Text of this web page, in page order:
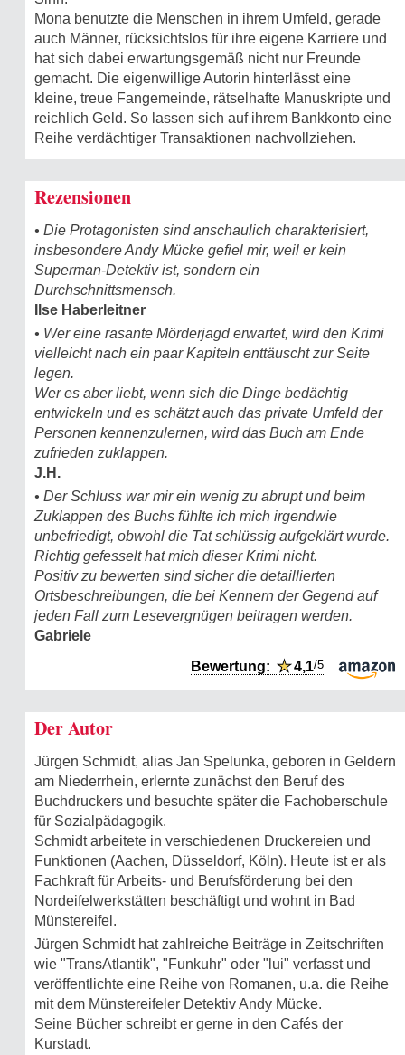
Mona benutzte die Menschen in ihrem Umfeld, gerade
auch Männer, rücksichtslos für ihre eigene Karriere und
hat sich dabei erwartungsgemäß nicht nur Freunde
gemacht. Die eigenwillige Autorin hinterlässt eine
kleine, treue Fangemeinde, rätselhafte Manuskripte und
reichlich Geld. So lassen sich auf ihrem Bankkonto eine
Reihe verdächtiger Transaktionen nachvollziehen.
Rezensionen
• Die Protagonisten sind anschaulich charakterisiert,
insbesondere Andy Mücke gefiel mir, weil er kein
Superman-Detektiv ist, sondern ein
Durchschnittsmensch.
Ilse Haberleitner
• Wer eine rasante Mörderjagd erwartet, wird den Krimi
vielleicht nach ein paar Kapiteln enttäuscht zur Seite
legen.
Wer es aber liebt, wenn sich die Dinge bedächtig
entwickeln und es schätzt auch das private Umfeld der
Personen kennenzulernen, wird das Buch am Ende
zufrieden zuklappen.
J.H.
• Der Schluss war mir ein wenig zu abrupt und beim
Zuklappen des Buchs fühlte ich mich irgendwie
unbefriedigt, obwohl die Tat schlüssig aufgeklärt wurde.
Richtig gefesselt hat mich dieser Krimi nicht.
Positiv zu bewerten sind sicher die detaillierten
Ortsbeschreibungen, die bei Kennern der Gegend auf
jeden Fall zum Lesevergnügen beitragen werden.
Gabriele
Bewertung:★4,1/5
Der Autor
Jürgen Schmidt, alias Jan Spelunka, geboren in Geldern
am Niederrhein, erlernte zunächst den Beruf des
Buchdruckers und besuchte später die Fachoberschule
für Sozialpädagogik.
Schmidt arbeitete in verschiedenen Druckereien und
Funktionen (Aachen, Düsseldorf, Köln). Heute ist er als
Fachkraft für Arbeits- und Berufsförderung bei den
Nordeifelwerkstätten beschäftigt und wohnt in Bad
Münstereifel.
Jürgen Schmidt hat zahlreiche Beiträge in Zeitschriften
wie "TransAtlantik", "Funkuhr" oder "lui" verfasst und
veröffentlichte eine Reihe von Romanen, u.a. die Reihe
mit dem Münstereifeler Detektiv Andy Mücke.
Seine Bücher schreibt er gerne in den Cafés der
Kurstadt.